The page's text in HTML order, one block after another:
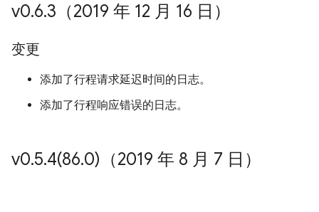
v0.6.3（2019 年 12 月 16 日）
变更
添加了行程请求延迟时间的日志。
添加了行程响应错误的日志。
v0.5.4(86.0)（2019 年 8 月 7 日）